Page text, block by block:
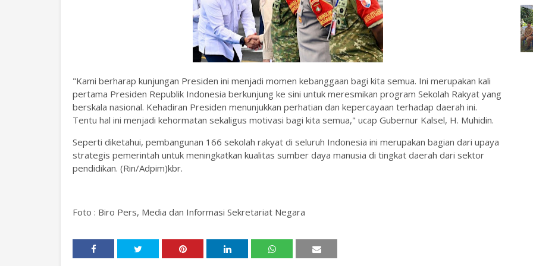
"Kami berharap kunjungan Presiden ini menjadi momen kebanggaan bagi kita semua. Ini merupakan kali
pertama Presiden Republik Indonesia berkunjung ke sini untuk meresmikan program Sekolah Rakyat yang
berskala nasional. Kehadiran Presiden menunjukkan perhatian dan kepercayaan terhadap daerah ini.
Tentu hal ini menjadi kehormatan sekaligus motivasi bagi kita semua," ucap Gubernur Kalsel, H. Muhidin.
Seperti diketahui, pembangunan 166 sekolah rakyat di seluruh Indonesia ini merupakan bagian dari upaya
strategis pemerintah untuk meningkatkan kualitas sumber daya manusia di tingkat daerah dari sektor
pendidikan. (Rin/Adpim)kbr.
Foto : Biro Pers, Media dan Informasi Sekretariat Negara